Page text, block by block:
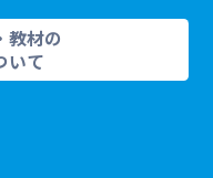
教材の
いて